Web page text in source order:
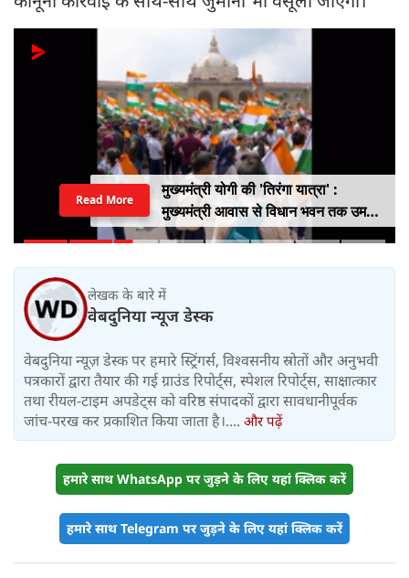
मुख्यमंत्री योगी की 'तिरंगा यात्रा' :
मुख्यमंत्री आवास से विधान भवन तक उमड़ा
युवाओं का सैलाब
Read More
लेखक के बारे में
वेबदुनिया न्यूज डेस्क
वेबदुनिया न्यूज़ डेस्क पर हमारे स्ट्रिंगर्स, विश्वसनीय स्रोतों और अनुभवी
पत्रकारों द्वारा तैयार की गई ग्राउंड रिपोर्ट्स, स्पेशल रिपोर्ट्स, साक्षात्कार
तथा रीयल-टाइम अपडेट्स को वरिष्ठ संपादकों द्वारा सावधानीपूर्वक
जांच-परख कर प्रकाशित किया जाता है।.... और पढ़ें
हमारे साथ WhatsApp पर जुड़ने के लिए यहां क्लिक करें
हमारे साथ Telegram पर जुड़ने के लिए यहां क्लिक करें